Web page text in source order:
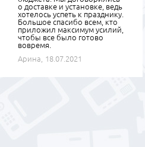
о доставке и установке, ведь
хотелось успеть к празднику.
Большое спасибо всем, кто
приложил максимум усилий,
чтобы все было готово
вовремя.
Арина,
18.07.2021